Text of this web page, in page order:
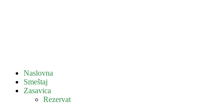
Naslovna
Smeštaj
Zasavica
Rezervat